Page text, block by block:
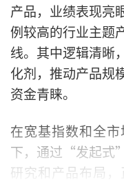
产品，业绩表现亮
例较高的行业主题
线。其中逻辑清晰
化剂，推动产品规
资金青睐。
在宽基指数和全
下，通过“发起式
研究和产品布局